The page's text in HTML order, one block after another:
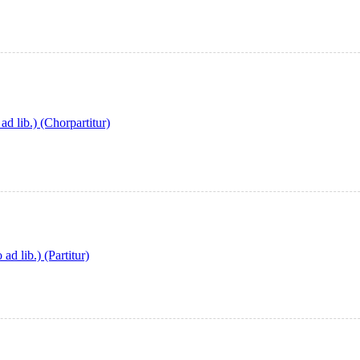
lib.) (Chorpartitur)
ad lib.) (Partitur)